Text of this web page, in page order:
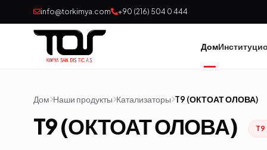
info@torkimya.com +90 (216) 504 0 444
Дом
Дом Наши продукты Катализаторы T9 (ОКТОАТ ОЛОВА)
T9 (ОКТОАТ ОЛОВА) T9